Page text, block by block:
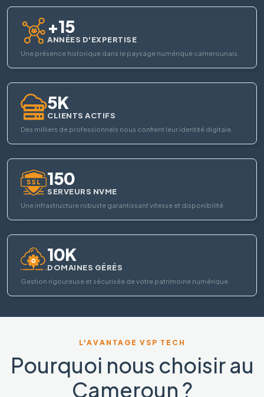
+15
ANNÉES D'EXPERTISE
Une présence historique dans le paysage numérique camerounais.
5K
CLIENTS ACTIFS
Des milliers de professionnels nous confient leur identité digitale.
150
SERVEURS NVME
Une infrastructure robuste garantissant vitesse et disponibilité.
10K
DOMAINES GÉRÉS
Gestion rigoureuse et sécurisée de votre patrimoine numérique.
L'AVANTAGE VSP TECH
Pourquoi nous choisir au
Cameroun ?